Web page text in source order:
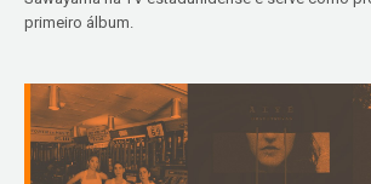
primeiro álbum.